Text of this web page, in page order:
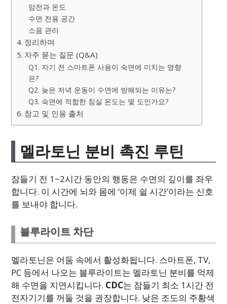
암전과 온도
수면 전용 공간
소음 관리
정리하며
자주 묻는 질문 (Q&A)
Q1. 자기 전 스마트폰 사용이 숙면에 미치는 영향
은?
Q2. 늦은 저녁 운동이 수면에 방해되는 이유는?
Q3. 숙면에 적합한 침실 온도는 몇 도인가요?
참고 및 인용 출처
멜라토닌 분비 촉진 루틴
잠들기 전 1~2시간 동안의 행동은 수면의 깊이를 좌우
합니다. 이 시간에 뇌와 몸에 ‘이제 쉴 시간’이라는 신호
를 보내야 합니다.
블루라이트 차단
멜라토닌은 어둠 속에서 활성화됩니다. 스마트폰, TV,
PC 등에서 나오는 블루라이트는 멜라토닌 분비를 억제
해 수면을 지연시킵니다. CDC는 잠들기 최소 1시간 전
전자기기를 꺼둘 것을 권장합니다. 낮은 조도의 주황색